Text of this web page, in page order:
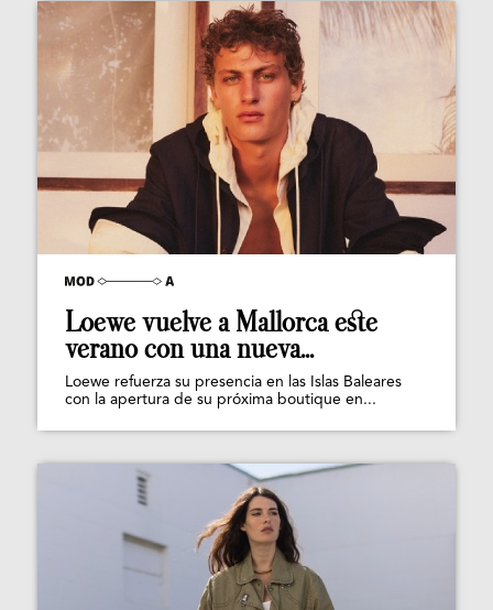
Loewe vuelve a Mallorca este
verano con una nueva...
Loewe refuerza su presencia en las Islas Baleares
con la apertura de su próxima boutique en...